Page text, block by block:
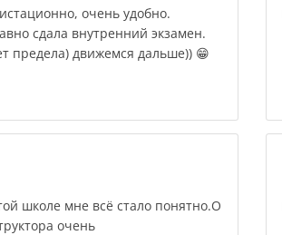
очень удобно.
сдала внутренний экзамен.
предела) движемся дальше)) 😁
школе мне всё стало понятно.О
очень